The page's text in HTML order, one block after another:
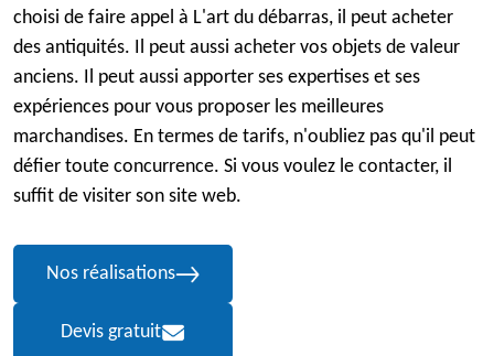
choisi de faire appel à L'art du débarras, il peut acheter
des antiquités. Il peut aussi acheter vos objets de valeur
anciens. Il peut aussi apporter ses expertises et ses
expériences pour vous proposer les meilleures
marchandises. En termes de tarifs, n'oubliez pas qu'il peut
défier toute concurrence. Si vous voulez le contacter, il
suffit de visiter son site web.
Nos réalisations
Devis gratuit